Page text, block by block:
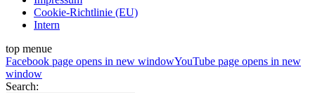
Cookie-Richtlinie (EU)
Intern
top menue
Facebook page opens in new windowYouTube page opens in new
window
Search: